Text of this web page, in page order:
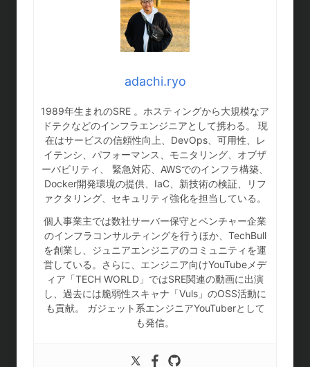
adachi.ryo
1989年生まれのSRE 。ホスティングから大規模なア
ドテクなどのインフラエンジニアとして携わる。 現
在はサービスの信頼性向上、DevOps、可用性、レ
イテンシ、パフォーマンス、モニタリング、オブザ
ーバビリティ、 緊急対応、AWSでのインフラ構築、
Docker開発環境の提供、IaC、新技術の検証、リフ
ァクタリング、セキュリティ強化を担当している。
個人事業主では数社サーバー保守とベンチャー企業
のインフラコンサルティングを行うほか、TechBull
を創業し、ジュニアエンジニアのコミュニティを運
営している。さらに、エンジニア向けYouTubeメデ
ィア「TECH WORLD」ではSRE関連の動画に出演
し、過去には脆弱性スキャナ「Vuls」のOSS活動に
も貢献。 ガジェット系エンジニアYouTuberとして
も発信。